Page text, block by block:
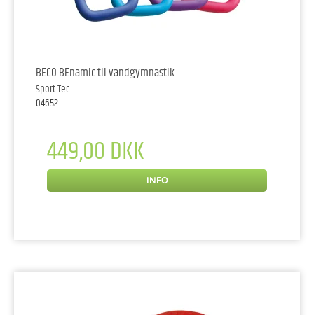
BECO BEnamic til vandgymnastik
Sport Tec
04652
449,00 DKK
INFO